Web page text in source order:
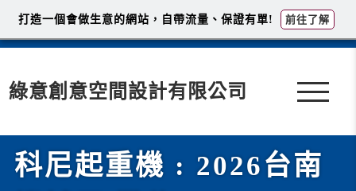
綠意創意空間設計有限公司
科尼起重機 : 2026台南
打造一個會做生意的網站，自帶流量、保證有單! 前往了解